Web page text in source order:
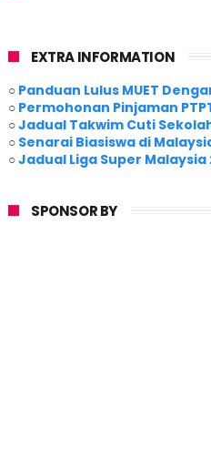
EXTRA INFORMATION
○ Panduan Lulus MUET
○ Permohonan Pinjaman
○Jadual Takwim Cuti
○ Senarai Biasiswa di
○Jadual Liga Super Malaysia
SPONSOR BY